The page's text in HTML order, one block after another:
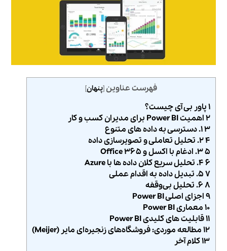
فهرست عناوین [پنهان]
۱ پاور بی آی چیست؟
۲ اهمیت Power BI برای مدیران کسب‌ و کار
۳ ۱. دسترسی به داده‌ های متنوع
۴ ۲. تحلیل تعاملی و تصویرسازی داده
۵ ۳. ادغام با اکسل و Office ۳۶۵
۶ ۴. تحلیل سریع کلان داده‌ ها با Azure
۷ ۵. تبدیل داده به اقدام عملی
۸ ۶. تحلیل بی‌وقفه
۹ اجزای اصلی Power BI
۱۰ معماری Power BI
۱۱ قابلیت‌ های کلیدی Power BI
۱۲ مطالعه موردی: فروشگاه‌های زنجیره‌ای مایر (Meijer)
۱۳ کلام آخر